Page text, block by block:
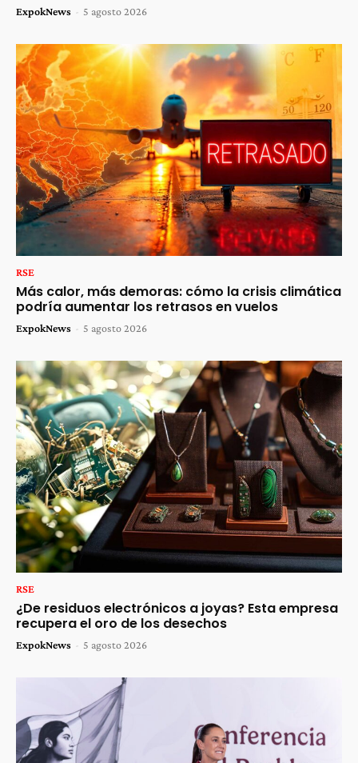
ExpokNews - 5 agosto 2026
RSE
Más calor, más demoras: cómo la crisis climática
podría aumentar los retrasos en vuelos
ExpokNews - 5 agosto 2026
RSE
¿De residuos electrónicos a joyas? Esta empresa
recupera el oro de los desechos
ExpokNews - 5 agosto 2026